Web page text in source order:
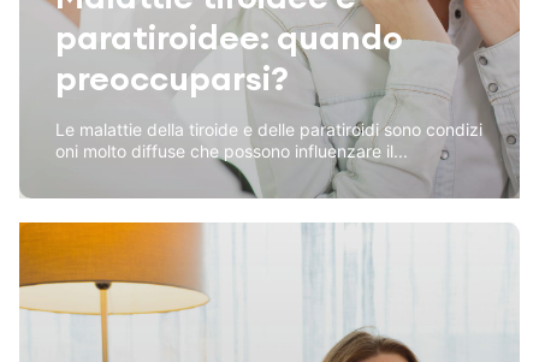
paratiroidee: quando
preoccuparsi?
Le malattie della tiroide e delle paratiroidi sono condizi
oni molto diffuse che possono influenzare il...